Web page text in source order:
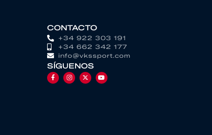
CONTACTO
+34 922 303 191
+34 662 342 177
info@vkssport.com
SÍGUENOS